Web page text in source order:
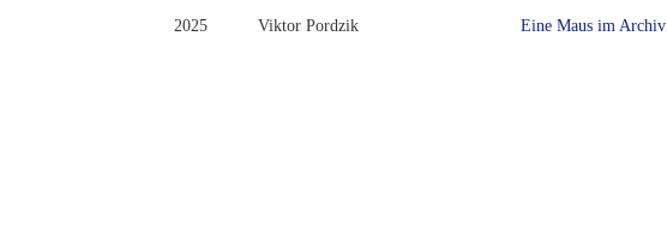
2025 Viktor Pordzik Eine Maus im Archiv